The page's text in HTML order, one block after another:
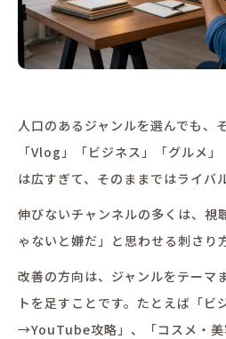
人口のあるジャンルを選んでも、
「Vlog」「ビジネス」「グルメ
は広すぎて、そのままではライバ
伸びないチャンネルの多くは、視
ゃないと嫌だ」と思わせる刺さり
改善の方向は、ジャンルをテーマ
トを足すことです。たとえば「
→YouTube攻略」、「コスメ・